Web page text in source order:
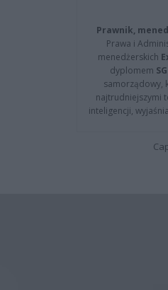
Prawnik,
Prawa i
menedżerskich
dyplomem
samorządowy,
najtrudniejszymi
inteligencji,